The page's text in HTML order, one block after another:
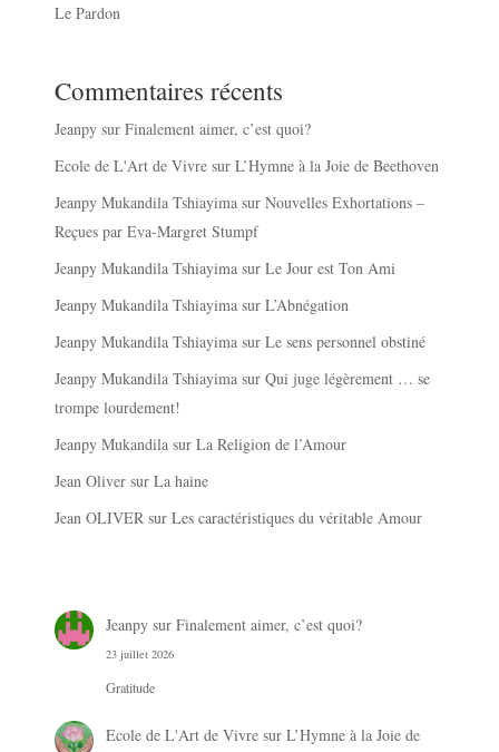
Le Pardon
Commentaires récents
Jeanpy surFinalement aimer, c’est quoi?
Ecole de L'Art de Vivre surL’Hymne à la Joie de Beethoven
Jeanpy Mukandila Tshiayima surNouvelles Exhortations –
Reçues par Eva-Margret Stumpf
Jeanpy Mukandila Tshiayima surLe Jour est Ton Ami
Jeanpy Mukandila Tshiayima surL’Abnégation
Jeanpy Mukandila Tshiayima surLe sens personnel obstiné
Jeanpy Mukandila Tshiayima surQui juge légèrement … se
trompe lourdement!
Jeanpy Mukandila surLa Religion de l’Amour
Jean Oliver surLa haine
Jean OLIVER surLes caractéristiques du véritable Amour
Jeanpysur Finalement aimer, c’est quoi?
23 juillet 2026
Gratitude
Ecole de L'Art de Vivresur L’Hymne à la Joie de